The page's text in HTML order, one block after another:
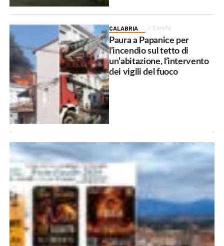
CALABRIA 3 ore fa
Paura a Papanice per
l’incendio sul tetto di
un’abitazione, l’intervento
dei vigili del fuoco